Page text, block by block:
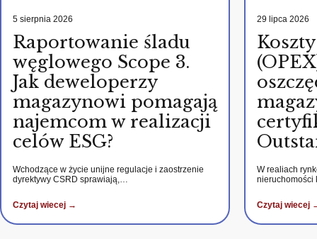
5 sierpnia 2026
Raportowanie śladu
węglowego Scope 3.
Jak deweloperzy
magazynowi pomagają
najemcom w realizacji
celów ESG?
Wchodzące w życie unijne regulacje i zaostrzenie
dyrektywy CSRD sprawiają,…
Czytaj wiecej →
29 lipca 2026
W realiach
Czytaj wiecej